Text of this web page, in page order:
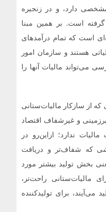
دارد، و در زنجیره
گرفته است. بر همین مبنا
است که تمام درآمدهای
هستند و سازمان امور
می‌تواند مالیات آنها را
از سازکار مالیات‌ستانی
و غیرشفاف اقتصاد
ندارد؛ ازاین‌رو در
که شفاف‌تر و دریافت
بخش تولید بیشتر مورد
مالیات‌ستانی راحت‌تر،
می‌آیند، برای تولیدکننده